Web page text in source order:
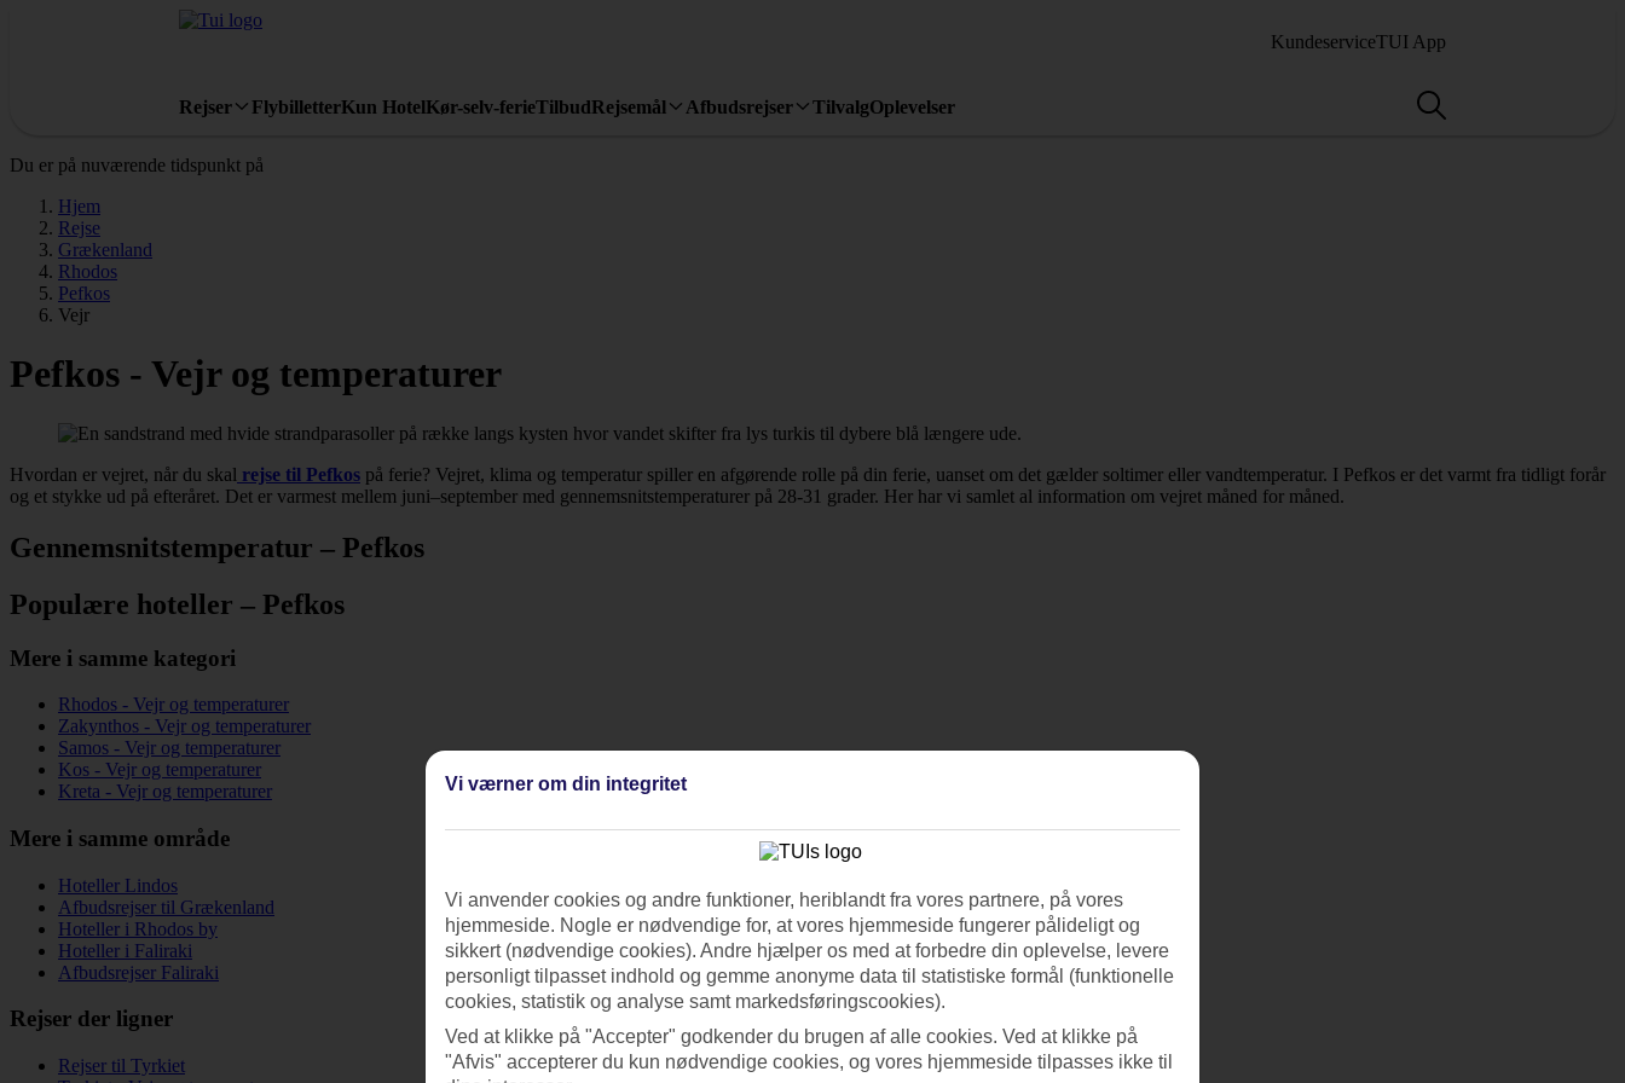
KundeserviceTUI App
Rejser FlybilletterKun HotelKør-selv-ferieTilbudRejsemål Afbudsrejser TilvalgOplevelser
Du er på nuværende tidspunkt på
Hjem
Rejse
Grækenland
Rhodos
Pefkos
Vejr
Pefkos - Vejr og temperaturer
Hvordan er vejret, når du skal rejse til Pefkos på ferie? Vejret, klima og temperatur spiller en afgørende rolle på din ferie, uanset om det gælder soltimer eller vandtemperatur. I Pefkos er det varmt fra tidligt forår
og et stykke ud på efteråret. Det er varmest mellem juni–september med gennemsnitstemperaturer på 28-31 grader. Her har vi samlet al information om vejret måned for måned.
Gennemsnitstemperatur – Pefkos
Populære hoteller – Pefkos
Mere i samme kategori
Rhodos - Vejr og temperaturer
Zakynthos - Vejr og temperaturer
Samos - Vejr og temperaturer
Kos - Vejr og temperaturer
Kreta - Vejr og temperaturer
Mere i samme område
Hoteller Lindos
Afbudsrejser til Grækenland
Hoteller i Rhodos by
Hoteller i Faliraki
Afbudsrejser Faliraki
Rejser der ligner
Rejser til Tyrkiet
Vi værner om din integritet
Vi anvender cookies og andre funktioner, heriblandt fra vores partnere, på vores
hjemmeside. Nogle er nødvendige for, at vores hjemmeside fungerer pålideligt og
sikkert (nødvendige cookies). Andre hjælper os med at forbedre din oplevelse, levere
personligt tilpasset indhold og gemme anonyme data til statistiske formål (funktionelle
cookies, statistik og analyse samt markedsføringscookies).
Ved at klikke på "Accepter" godkender du brugen af alle cookies. Ved at klikke på
"Afvis" accepterer du kun nødvendige cookies, og vores hjemmeside tilpasses ikke til